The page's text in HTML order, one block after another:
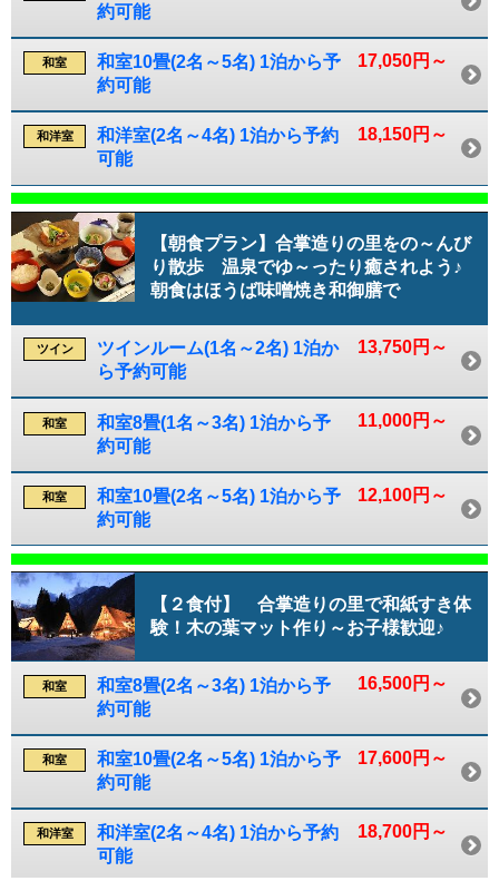
約可能
17,050円～
和室
和室10畳(2名～5名) 1泊から予
約可能
18,150円～
和洋室
和洋室(2名～4名) 1泊から予約
可能
【朝食プラン】合掌造りの里をの～んび
り散歩 温泉でゆ～ったり癒されよう♪
朝食はほうば味噌焼き和御膳で
13,750円～
ツイン
ツインルーム(1名～2名) 1泊か
ら予約可能
11,000円～
和室
和室8畳(1名～3名) 1泊から予
約可能
12,100円～
和室
和室10畳(2名～5名) 1泊から予
約可能
【２食付】 合掌造りの里で和紙すき体
験！木の葉マット作り～お子様歓迎♪
16,500円～
和室
和室8畳(2名～3名) 1泊から予
約可能
17,600円～
和室
和室10畳(2名～5名) 1泊から予
約可能
18,700円～
和洋室
和洋室(2名～4名) 1泊から予約
可能